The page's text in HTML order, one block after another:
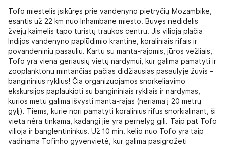
Tofo miestelis įsikūręs prie vandenyno pietryčių Mozambike,
esantis už 22 km nuo Inhambane miesto. Buvęs nedidelis
žvejų kaimelis tapo turistų traukos centru. Jis vilioja plačia
Indijos vandenyno paplūdimio krantine, koraliniais rifais ir
povandeniniu pasauliu. Kartu su manta-rajomis, jūros vėžliais,
Tofo yra viena geriausių vietų nardymui, kur galima pamatyti ir
zooplanktonu mintančias pačias didžiausias pasaulyje žuvis –
bangininius ryklius! Čia organizuojamos snorkeliavimo
ekskursijos paplaukioti su bangininiais rykliais ir nardymas,
kurios metu galima išvysti manta-rajas (neriama į 20 metrų
gylį). Tiems, kurie nori pamatyti koralinius rifus snorkialinant, ši
vieta nėra tinkama, kadangi jie yra pernelyg gili. Taip pat Tofo
vilioja ir banglentininkus. Už 10 min. kelio nuo Tofo yra taip
vadinama Tofinho gyvenvietė, kur galima pasigrožėti